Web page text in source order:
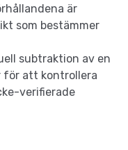
är
som bestämmer
subtraktion av en
för att kontrollera
verifierade